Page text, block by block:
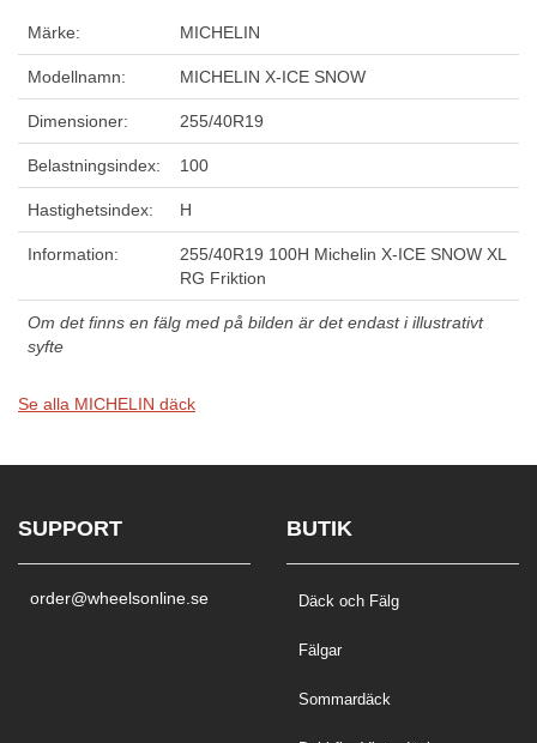
Märke: MICHELIN
Modellnamn: MICHELIN X-ICE SNOW
Dimensioner: 255/40R19
Belastningsindex: 100
Hastighetsindex: H
Information:
255/40R19 100H Michelin X-ICE SNOW XL
RG Friktion
Om det finns en fälg med på bilden är det endast i illustrativt
syfte
Se alla MICHELIN däck
SUPPORT
order@wheelsonline.se
BUTIK
Däck och Fälg
Fälgar
Sommardäck